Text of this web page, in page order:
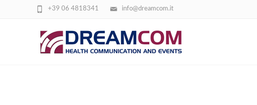
info@dreamcom.it
+39 06 4818341
DREAMTOUR SITO 4